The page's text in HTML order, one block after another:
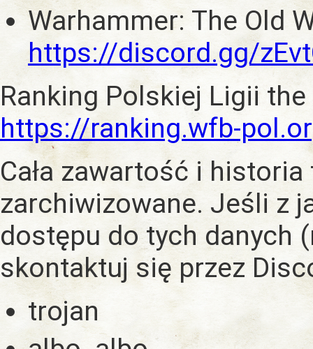
Warhammer: The Old
https://discord.gg/
Ranking Polskiej Ligii
https://ranking.wfb-
Cała zawartość i historia
zarchiwizowane. Jeśli z
dostępu do tych danych
skontaktuj się przez
trojan